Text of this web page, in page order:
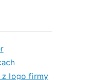
z logo firmy